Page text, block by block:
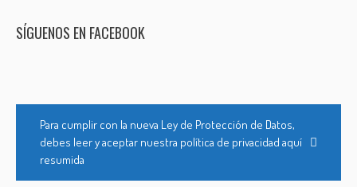
SÍGUENOS EN FACEBOOK
Para cumplir con la nueva Ley de Protección de Datos,
debes leer y aceptar nuestra política de privacidad aquí
resumida